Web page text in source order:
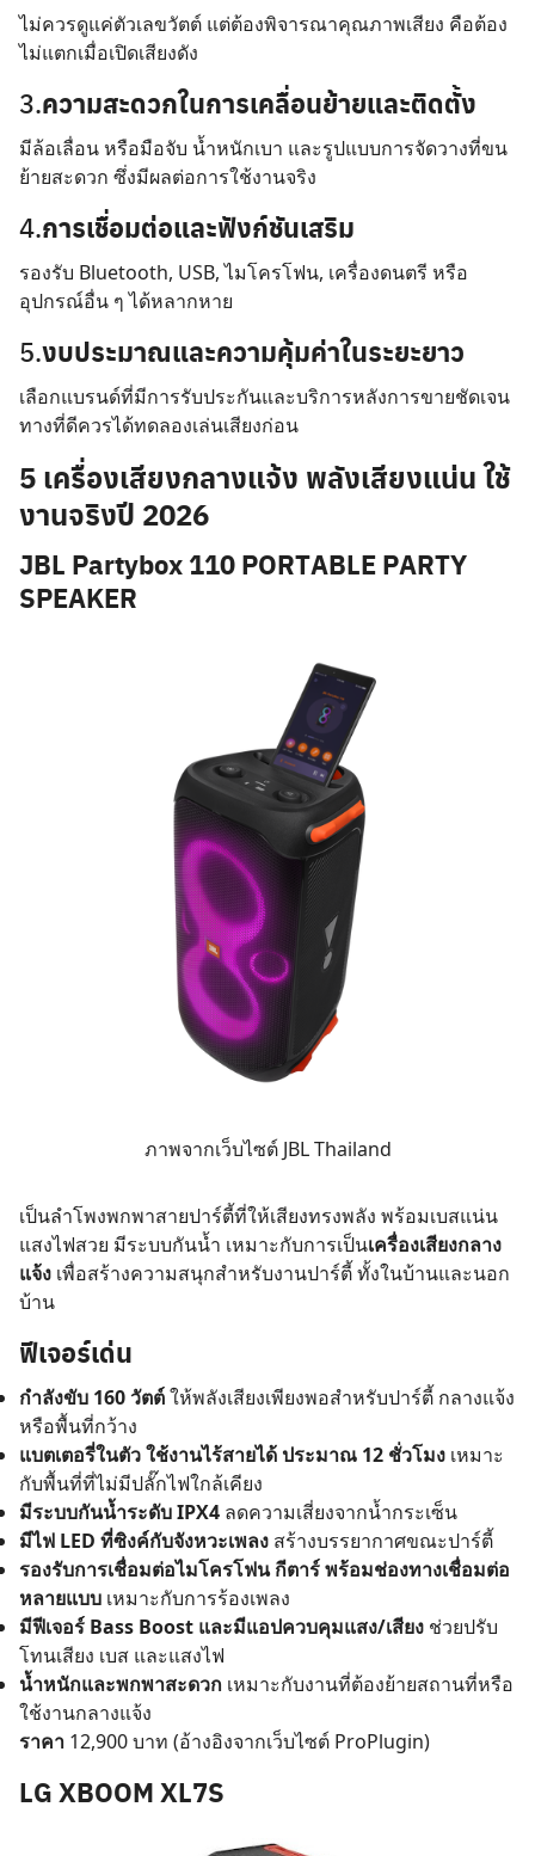
ไม่ควรดูแค่ตัวเลขวัตต์ แต่ต้องพิจารณาคุณภาพเสียง คือต้อง
ไม่แตกเมื่อเปิดเสียงดัง
3.ความสะดวกในการเคลื่อนย้ายและติดตั้ง
มีล้อเลื่อน หรือมือจับ น้ำหนักเบา และรูปแบบการจัดวางที่ขน
ย้ายสะดวก ซึ่งมีผลต่อการใช้งานจริง
4.การเชื่อมต่อและฟังก์ชันเสริม
รองรับ Bluetooth, USB, ไมโครโฟน, เครื่องดนตรี หรือ
อุปกรณ์อื่น ๆ ได้หลากหาย
5.งบประมาณและความคุ้มค่าในระยะยาว
เลือกแบรนด์ที่มีการรับประกันและบริการหลังการขายชัดเจน
ทางที่ดีควรได้ทดลองเล่นเสียงก่อน
5 เครื่องเสียงกลางแจ้ง พลังเสียงแน่น ใช้
งานจริงปี 2026
JBL Partybox 110 PORTABLE PARTY
SPEAKER
ภาพจากเว็บไซต์ JBL Thailand
เป็นลำโพงพกพาสายปาร์ตี้ที่ให้เสียงทรงพลัง พร้อมเบสแน่น
แสงไฟสวย มีระบบกันน้ำ เหมาะกับการเป็นเครื่องเสียงกลาง
แจ้ง เพื่อสร้างความสนุกสำหรับงานปาร์ตี้ ทั้งในบ้านและนอก
บ้าน
ฟีเจอร์เด่น
กำลังขับ 160 วัตต์ให้พลังเสียงเพียงพอสำหรับปาร์ตี้ กลางแจ้ง
หรือพื้นที่กว้าง
แบตเตอรี่ในตัว ใช้งานไร้สายได้ ประมาณ 12 ชั่วโมง เหมาะ
กับพื้นที่ที่ไม่มีปลั๊กไฟใกล้เคียง
มีระบบกันน้ำระดับ IPX4 ลดความเสี่ยงจากน้ำกระเซ็น
มีไฟ LED ที่ซิงค์กับจังหวะเพลง สร้างบรรยากาศขณะปาร์ตี้
รองรับการเชื่อมต่อไมโครโฟน กีตาร์ พร้อมช่องทางเชื่อมต่อ
หลายแบบ เหมาะกับการร้องเพลง
มีฟีเจอร์ Bass Boost และมีแอปควบคุมแสง/เสียง ช่วยปรับ
โทนเสียง เบส และแสงไฟ
น้ำหนักและพกพาสะดวก เหมาะกับงานที่ต้องย้ายสถานที่หรือ
ใช้งานกลางแจ้ง
ราคา 12,900 บาท (อ้างอิงจากเว็บไซต์ ProPlugin)
LG XBOOM XL7S